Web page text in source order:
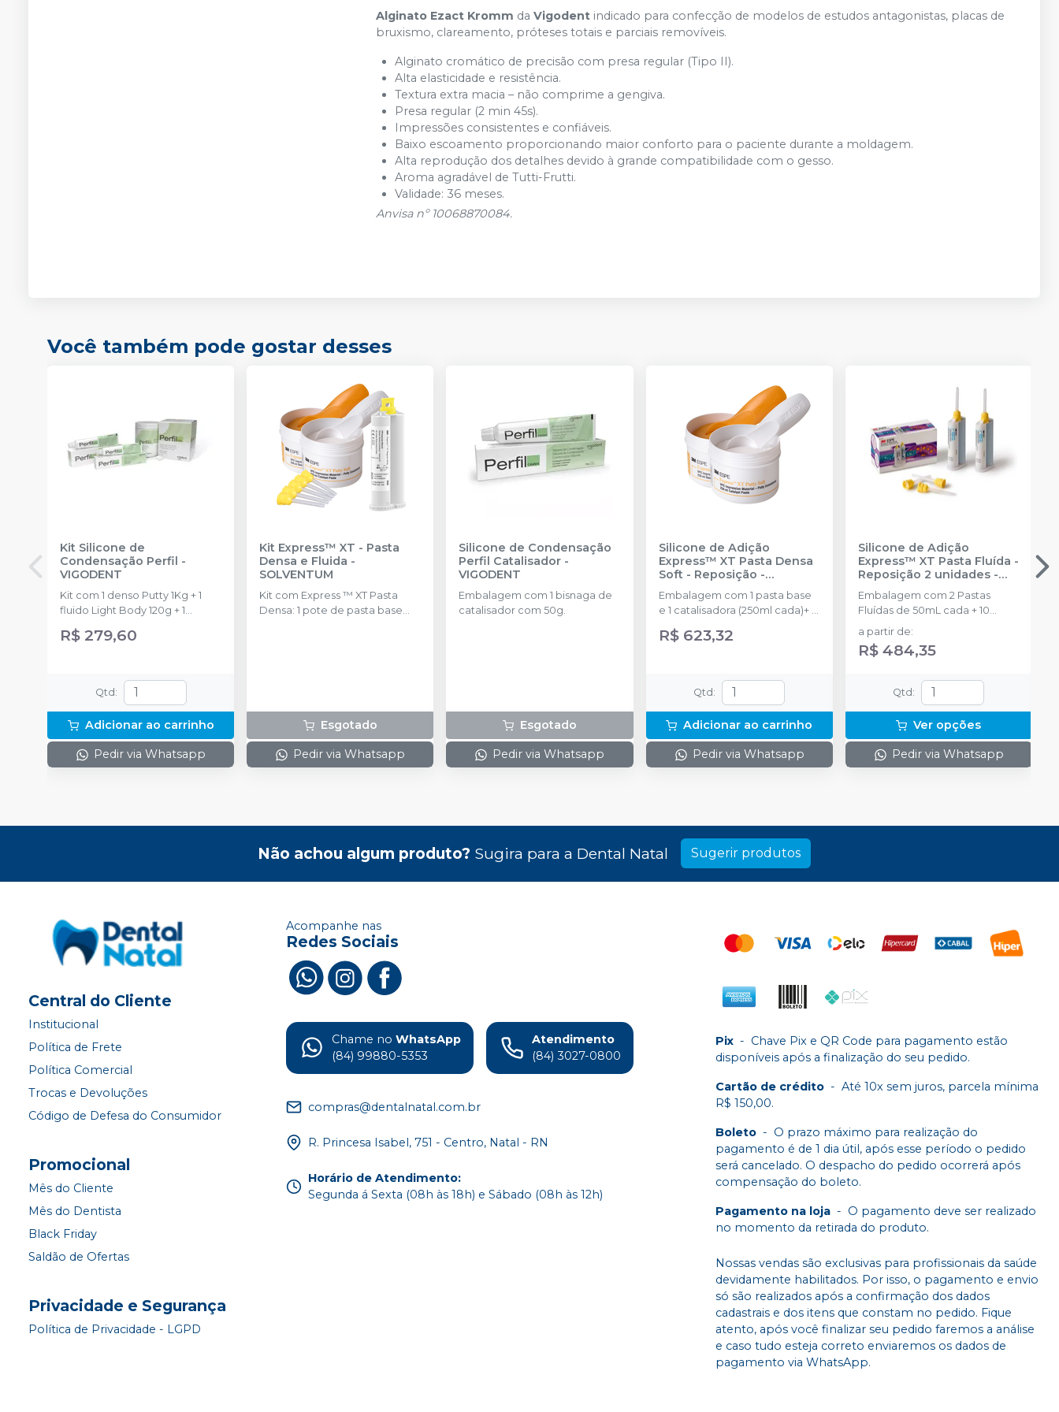
Alginato Ezact Kromm daVigodent indicado para confecção de modelos de estudos antagonistas, placas de
bruxismo, clareamento, próteses totais e parciais removíveis.
Alginato cromático de precisão com presa regular (Tipo II).
Alta elasticidade e resistência.
Textura extra macia – não comprime a gengiva.
Presa regular (2 min 45s).
Impressões consistentes e confiáveis.
Baixo escoamento proporcionando maior conforto para o paciente durante a moldagem.
Alta reprodução dos detalhes devido à grande compatibilidade com o gesso.
Aroma agradável de Tutti-Frutti.
Validade: 36 meses.
Anvisa nº 10068870084.
Você também pode gostar desses
Kit Silicone de
Condensação Perfil -
VIGODENT
Kit com 1 denso Putty 1Kg + 1
fluido Light Body 120g + 1
R$ 279,60
Qtd :
Adicionar ao carrinho
Pedir via Whatsapp
Kit Express™ XT - Pasta
Densa e Fluida -
SOLVENTUM
Kit com Express ™ XT Pasta
Densa: 1 pote de pasta base
Amarelas
Esgotado
Pedir via Whatsapp
Silicone de Condensação
Perfil Catalisador -
VIGODENT
Embalagem com 1 bisnaga de
catalisador com 50g.
Esgotado
Pedir via Whatsapp
Silicone de Adição
Express™ XT Pasta Densa
Soft - Reposição -
SOLVENTUM
Embalagem com 1 pasta base
e 1 catalisadora (250ml cada)+ 2
R$ 623,32
Qtd :
Adicionar ao carrinho
Pedir via Whatsapp
Silicone de Adição
Express™ XT Pasta Fluída -
Reposição 2 unidades-
SOLVENTUM
Embalagem com 2 Pastas
Fluídas de 50mL cada + 10
pontas misturadoras
a partir de:
R$ 484,35
Qtd :
Ver opções
Pedir via Whatsapp
Não achou algum produto? Sugira para a Dental Natal Sugerir produtos
Central do Cliente
Institucional
Política de Frete
Política Comercial
Trocas e Devoluções
Código de Defesa do Consumidor
Promocional
Mês do Cliente
Mês do Dentista
Black Friday
Saldão de Ofertas
Privacidade e Segurança
Política de Privacidade - LGPD
Acompanhe nas
Redes Sociais
Chame no WhatsApp
(84) 99880-5353
Atendimento
(84) 3027-0800
compras@dentalnatal.com.br
R. Princesa Isabel, 751 - Centro, Natal - RN
Horário de Atendimento:
Segunda á Sexta (08h às 18h) e Sábado (08h às 12h)
Pix - Chave Pix e QR Code para pagamento estão
disponíveis após a finalização do seu pedido.
Cartão de crédito - Até 10x sem juros, parcela mínima
R$ 150,00.
Boleto - O prazo máximo para realização do
pagamento é de 1 dia útil, após esse período o pedido
será cancelado. O despacho do pedido ocorrerá após
compensação do boleto.
Pagamento na loja - O pagamento deve ser realizado
no momento da retirada do produto.
Nossas vendas são exclusivas para profissionais da saúde
devidamente habilitados. Por isso, o pagamento e envio
só são realizados após a confirmação dos dados
cadastrais e dos itens que constam no pedido. Fique
atento, após você finalizar seu pedido faremos a análise
e caso tudo esteja correto enviaremos os dados de
pagamento via WhatsApp.